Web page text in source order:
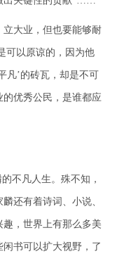
大业，但也要能够耐
可以原谅的，因为他
凡’的砖瓦，却是不可
优秀公民，是谁都应
不凡人生。殊不知，
还有着诗词、小说、
，世界上有那么多美
书可以扩大视野，了